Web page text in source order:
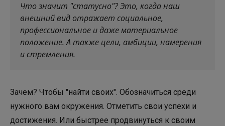
Что значит "статусно"? Это, когда наш
внешний вид отражает социальное,
профессиональное и даже материальное
положение. А также цели, амбиции, намерения
и стремления.
Зачем? Чтобы "найти своих". Обозначиться среди
нужного вам окружения. Отметить свои успехи и
достижения. Или быстрее продвинуться к своим